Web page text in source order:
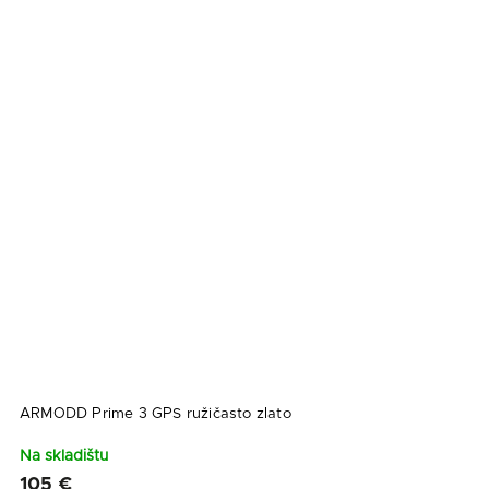
ARMODD Prime 3 GPS ružičasto zlato
Na skladištu
105 €